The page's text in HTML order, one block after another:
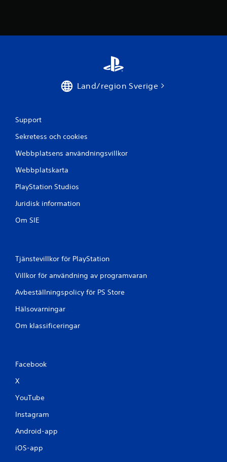
t
Land/region Sverige
Support
Sekretess och cookies
Webbplatsens användningsvillkor
Webbplatskarta
PlayStation Studios
Juridisk information
Om SIE
Tjänstevillkor för PlayStation
Villkor för användning av programvaran
Avbeställningspolicy för PS Store
Hälsovarningar
Om klassificeringar
Facebook
X
YouTube
Instagram
Android-app
iOS-app